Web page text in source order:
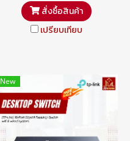
สั่งซื้อสินค้า
เปรียบเทียบ
New